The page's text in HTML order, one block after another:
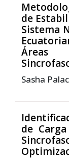
de
Sistema
Áreas
Sasha
de